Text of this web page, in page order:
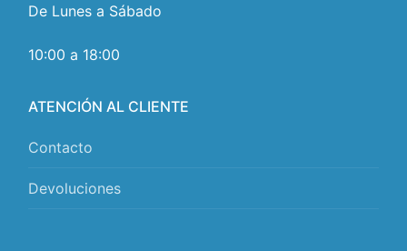
De Lunes a Sábado
10:00 a 18:00
ATENCIÓN AL CLIENTE
Contacto
Devoluciones